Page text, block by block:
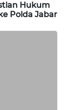
Hukum
Polda Jabar